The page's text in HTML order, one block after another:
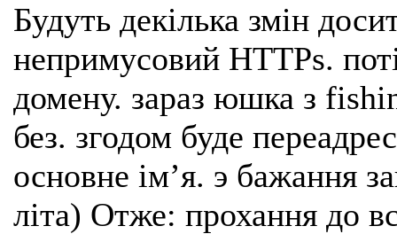
Будуть декілька змін
непримусовий HTTPs.
домену. зараз юшка з
без. згодом буде
основне імʼя. э бажання
літа) Отже: прохання до